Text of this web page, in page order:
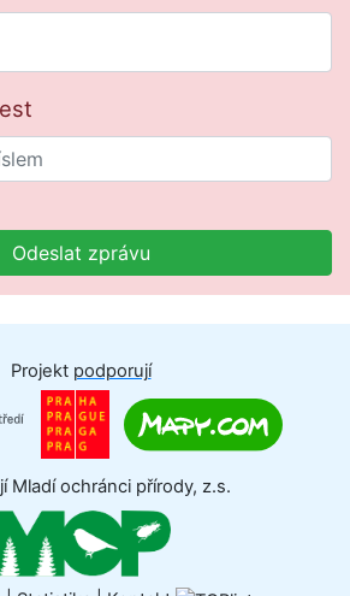
Odeslat zprávu
Projekt podporují
Mladí ochránci přírody, z.s.